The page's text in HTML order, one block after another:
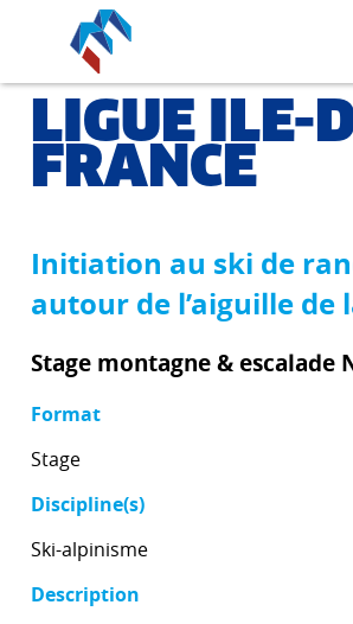
LIGUE ILE-
FRANCE
Initiation au ski de
autour de l’aiguille de
Stage montagne & escalade
Format
Stage
Discipline(s)
Ski-alpinisme
Description